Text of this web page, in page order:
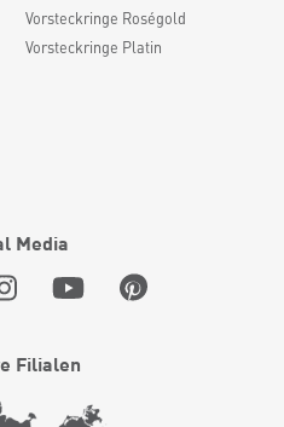
Vorsteckringe Roségold
Vorsteckringe Platin
Media
Filialen